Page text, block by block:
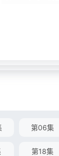
第06集
第18集